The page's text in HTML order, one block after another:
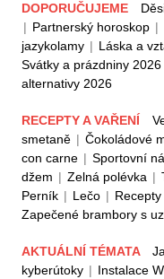
DOPORUČUJEME
| Partnerský horoskop |
jazykolamy | Láska a
Svátky a prázdniny 2026
alternativy 2026
RECEPTY A VAŘENÍ
smetaně | Čokoládové
con carne | Sportovní
džem | Zelná polévka |
Perník | Lečo |
Zapečené brambory s
AKTUÁLNÍ TÉMATA
kyberútoky | Instalace